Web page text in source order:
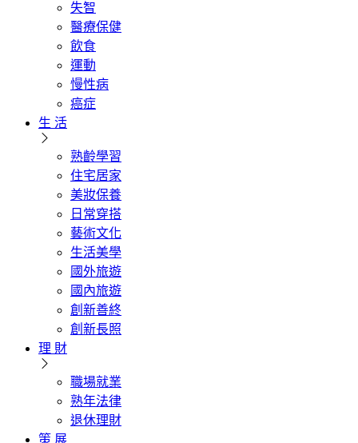
失智
醫療保健
飲食
運動
慢性病
癌症
生 活
熟齡學習
住宅居家
美妝保養
日常穿搭
藝術文化
生活美學
國外旅遊
國內旅遊
創新善終
創新長照
理 財
職場就業
熟年法律
退休理財
策 展